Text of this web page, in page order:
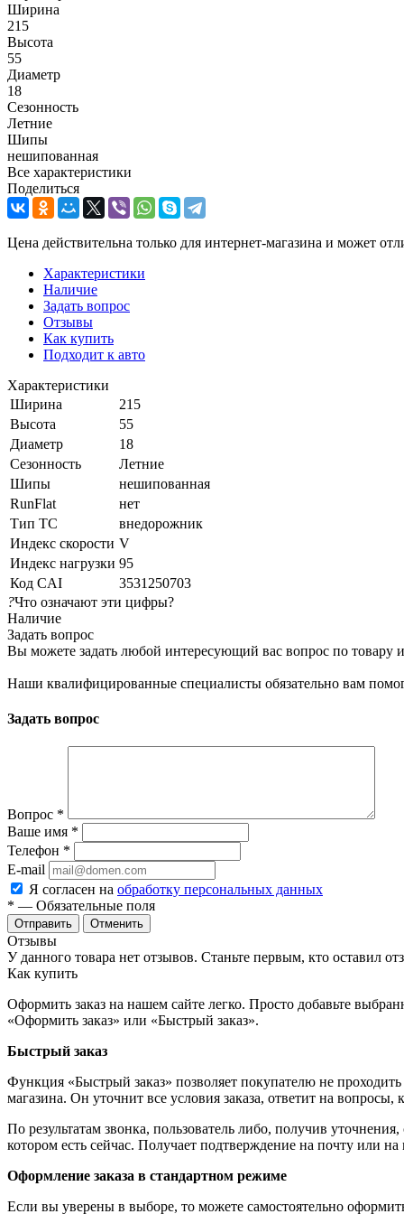
Ширина
215
Высота
55
Диаметр
18
Сезонность
Летние
Шипы
нешипованная
Все характеристики
Поделиться
Цена действительна только для интернет-магазина и может
Характеристики
Наличие
Задать вопрос
Отзывы
Как купить
Подходит к авто
Характеристики
Ширина
215
Высота
55
Диаметр
18
Сезонность
Летние
Шипы
нешипованная
RunFlat
нет
Тип ТС
внедорожник
Индекс скорости V
Индекс нагрузки 95
Код CAI
3531250703
?Что означают эти цифры?
Наличие
Задать вопрос
Вы можете задать любой интересующий вас вопрос по товару
Наши квалифицированные специалисты обязательно вам
Задать вопрос
Вопрос *
Ваше имя *
Телефон *
E-mail
Я согласен на обработку персональных данных
* — Обязательные поля
Отменить
Отзывы
У данного товара нет отзывов. Станьте первым, кто оставил
Как купить
Оформить заказ на нашем сайте легко. Просто добавьте
«Оформить заказ» или «Быстрый заказ».
Быстрый заказ
Функция «Быстрый заказ» позволяет покупателю не
магазина. Он уточнит все условия заказа, ответит на
По результатам звонка, пользователь либо, получив
котором есть сейчас. Получает подтверждение на почту или
Оформление заказа в стандартном режиме
Если вы уверены в выборе, то можете самостоятельно